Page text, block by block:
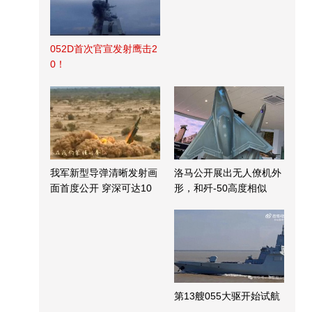
052D首次官宣发射鹰击2
0！
我军新型导弹清晰发射画
面首度公开 穿深可达10
洛马公开展出无人僚机外
形，和歼-50高度相似
第13艘055大驱开始试航